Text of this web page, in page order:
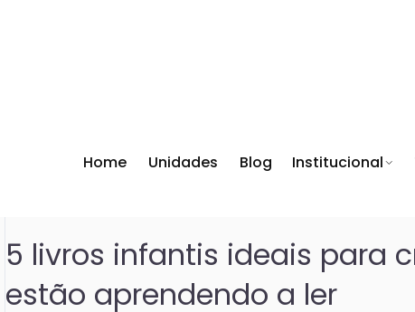
Home Unidades Blog Institucional
5 livros infantis ideais para
estão aprendendo a ler